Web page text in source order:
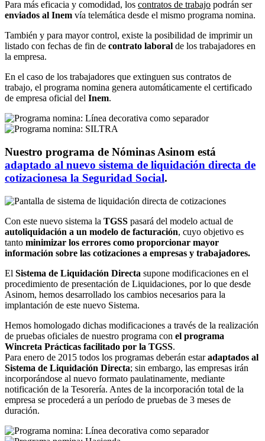
Para más eficacia y comodidad, los contratos de trabajo podrán ser
enviados al Inem vía telemática desde el mismo programa nomina.
También y para mayor control, existe la posibilidad de imprimir un
listado con fechas de fin de contrato laboral de los trabajadores en
la empresa.
En el caso de los trabajadores que extinguen sus contratos de
trabajo, el programa nomina genera automáticamente el certificado
de empresa oficial del Inem.
Nuestro programa de Nóminas Asinom está
adaptado al nuevo sistema de liquidación directa de
cotizacionesa la Seguridad Social.
Con este nuevo sistema la TGSS pasará del modelo actual de
autoliquidación a un modelo de facturación, cuyo objetivo es
tanto minimizar los errores como proporcionar mayor
información sobre las cotizaciones a empresas y trabajadores.
El Sistema de Liquidación Directa supone modificaciones en el
procedimiento de presentación de Liquidaciones, por lo que desde
Asinom, hemos desarrollado los cambios necesarios para la
implantación de este nuevo Sistema.
Hemos homologado dichas modificaciones a través de la realización
de pruebas oficiales de nuestro programa con el programa
Wincreta Prácticas facilitado por la TGSS.
Para enero de 2015 todos los programas deberán estaradaptados al
Sistema de Liquidación Directa; sin embargo, las empresas irán
incorporándose al nuevo formato paulatinamente, mediante
notificación de la Tesorería. Antes de la incorporación total de la
empresa se procederá a un período de pruebas de 3 meses de
duración.